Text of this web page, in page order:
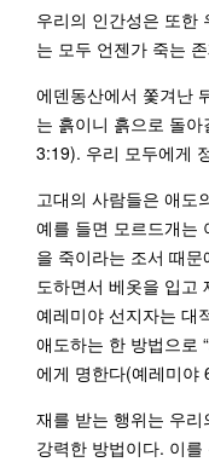
우리의 인간성은 또한
는 모두 언젠가 죽는
에덴동산에서 쫓겨난
는 흙이니 흙으로 돌
3:19). 우리 모두에게
고대의 사람들은 애도
예를 들면 모르드개는
을 죽이라는 조서 때
도하면서 베옷을 입고
예레미야 선지자는 대
애도하는 한 방법으로
에게 명한다(예레미야
재를 받는 행위는 우
강력한 방법이다. 이